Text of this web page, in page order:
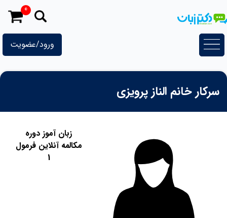
به
ورود/عضویت
0
سرکار خانم الناز پرویزی
زبان آموز دوره
مکالمه آنلاین فرمول
1